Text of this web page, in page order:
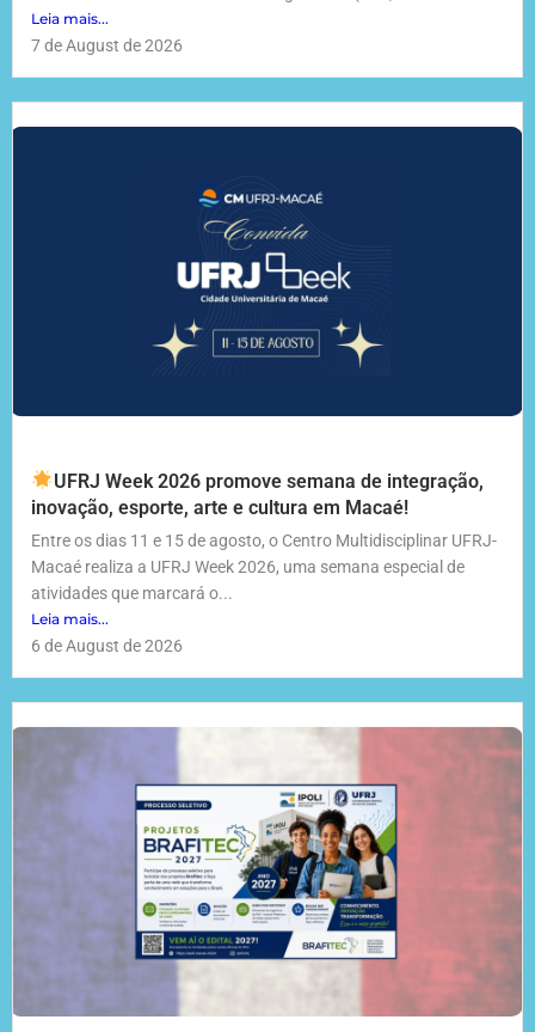
Leia mais...
7 de August de 2026
UFRJ Week 2026 promove semana de integração,
inovação, esporte, arte e cultura em Macaé!
Entre os dias 11 e 15 de agosto, o Centro Multidisciplinar UFRJ-
Macaé realiza a UFRJ Week 2026, uma semana especial de
atividades que marcará o...
Leia mais...
6 de August de 2026